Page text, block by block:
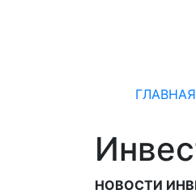
ГЛАВНАЯ
НОВОСТИ